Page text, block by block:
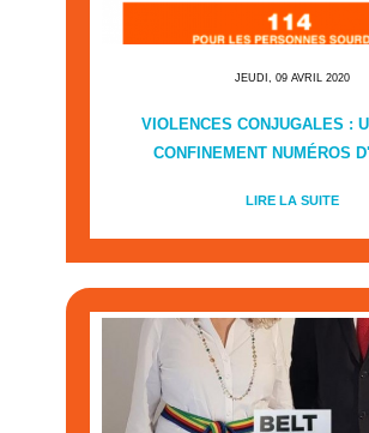
JEUDI, 09 AVRIL 2020
VIOLENCES CONJUGALES :
CONFINEMENT NUMÉROS
LIRE LA SUITE